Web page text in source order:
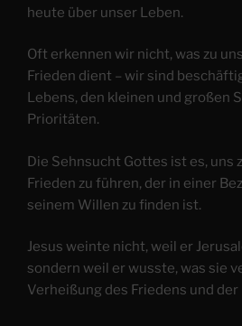
heute über unser Leben.
Oft erkennen wir nicht, was zu
Frieden dient – wir sind
Lebens, den kleinen und großen
Prioritäten.
Die Sehnsucht Gottes ist es, uns
Frieden zu führen, der in einer
seinem Willen zu finden ist.
Jesus weinte nicht, weil er
sondern weil er wusste, was sie
Verheißung des Friedens und der